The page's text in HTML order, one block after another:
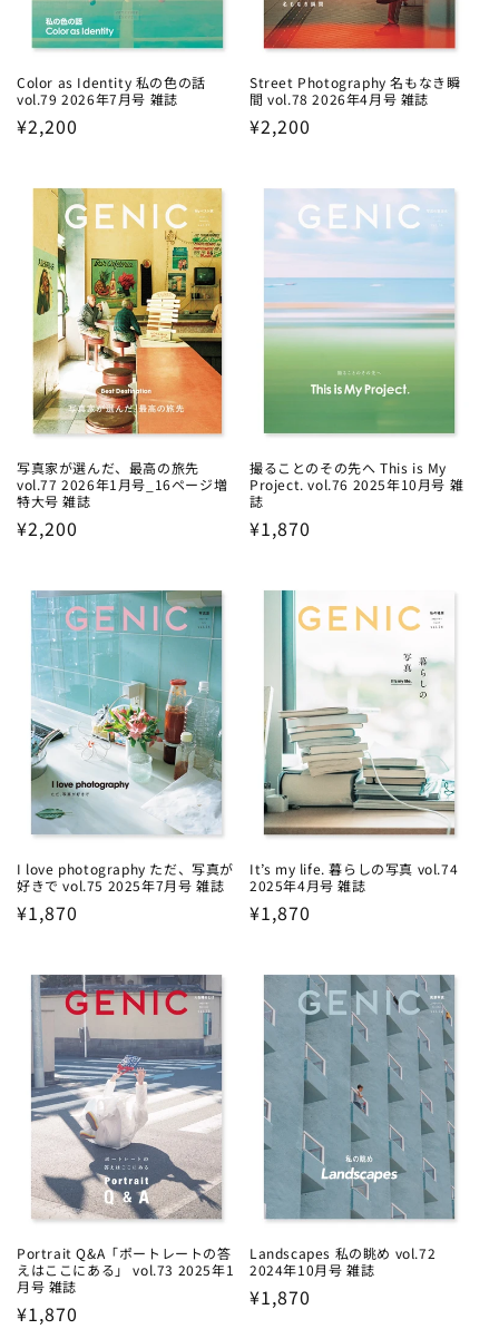
Color as Identity 私の色の話
vol.79 2026年7月号 雑誌
Regular
¥2,200
Street Photography 名もなき瞬
間 vol.78 2026年4月号 雑誌
Regular
¥2,200
写真家が選んだ、最高の旅先
vol.77 2026年1月号_16ページ増
特大号 雑誌
Regular
¥2,200
撮ることのその先へ This is My
Project. vol.76 2025年10月号 雑
誌
Regular
¥1,870
I love photography ただ、写真が
好きで vol.75 2025年7月号 雑誌
Regular
¥1,870
It’s my life. 暮らしの写真 vol.74
2025年4月号 雑誌
Regular
¥1,870
Portrait Q&A「ポートレートの答
えはここにある」 vol.73 2025年1
月号 雑誌
Regular
¥1,870
Landscapes 私の眺め vol.72
2024年10月号 雑誌
Regular
¥1,870